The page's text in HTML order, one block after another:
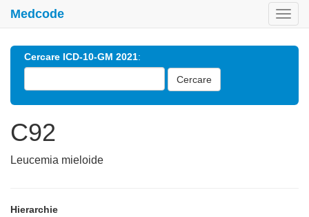
Medcode
Cercare ICD-10-GM 2021:
Cercare
C92
Leucemia mieloide
Hierarchie